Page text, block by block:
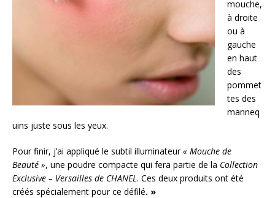
mouche,
à droite
ou à
gauche
en haut
des
pommet
tes des
manneq
uins juste sous les yeux.
Pour finir, j’ai appliqué le subtil illuminateur« Mouche de
Beauté », une poudre compacte qui fera partie de la Collection
Exclusive – Versailles de CHANEL . Ces deux produits ont été
créés spécialement pour ce défilé. »